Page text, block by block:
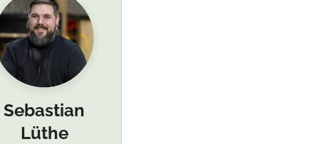
Sebastian
Lüthe